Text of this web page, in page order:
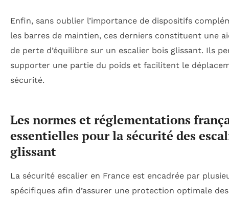
Enfin, sans oublier l’importance de dispositifs
les barres de maintien, ces derniers constituent une
de perte d’équilibre sur un escalier bois glissant. Ils
supporter une partie du poids et facilitent le
sécurité.
Les normes et réglementations
essentielles pour la sécurité des
glissant
La sécurité escalier en France est encadrée par
spécifiques afin d’assurer une protection optimale